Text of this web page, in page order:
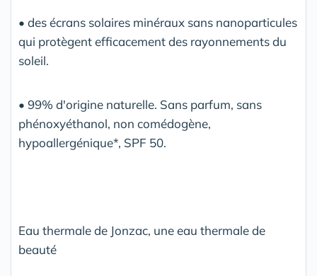
• des écrans solaires minéraux sans nanoparticules
qui protègent efficacement des rayonnements du
soleil.
• 99% d'origine naturelle. Sans parfum, sans
phénoxyéthanol, non comédogène,
hypoallergénique*, SPF 50.
Eau thermale de Jonzac, une eau thermale de
beauté